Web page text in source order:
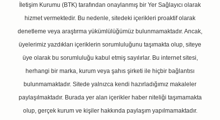
İletişim Kurumu (BTK) tarafından onaylanmış bir Yer Sağlayıcı olarak
hizmet vermektedir. Bu nedenle, sitedeki içerikleri proaktif olarak
denetleme veya araştırma yükümlülüğümüz bulunmamaktadır. Ancak,
üyelerimiz yazdıkları içeriklerin sorumluluğunu taşımakta olup, siteye
üye olarak bu sorumluluğu kabul etmiş sayılırlar. Bu internet sitesi,
herhangi bir marka, kurum veya şahıs şirketi ile hiçbir bağlantısı
bulunmamaktadır. Sitede yalnızca kendi hazırladığımız makaleler
paylaşılmaktadır. Burada yer alan içerikler haber niteliği taşımamakta
olup, gerçek kurum ve kişiler hakkında paylaşım yapılmamaktadır.